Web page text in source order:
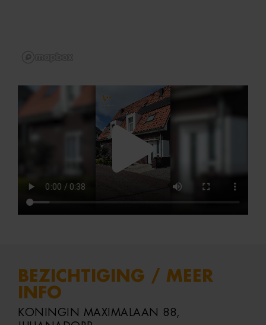
BEZICHTIGING / MEER
INFO
KONINGIN MAXIMALAAN 88,